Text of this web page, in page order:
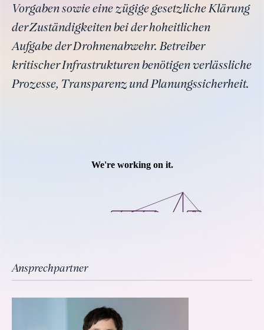
Vorgaben sowie eine zügige gesetzliche Klärung
der Zuständigkeiten bei der hoheitlichen
Aufgabe der Drohnenabwehr. Betreiber
kritischer Infrastrukturen benötigen verlässliche
Prozesse, Transparenz und Planungssicherheit.
Ansprechpartner